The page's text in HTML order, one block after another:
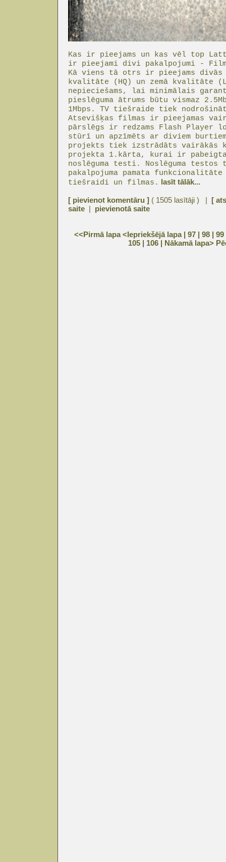
Kas ir pieejams un kas vēl top
ir pieejami divi pakalpojumi -
Kā viens tā otrs ir pieejams
kvalitāte (HQ) un zemā kvalitāte
nepieciešams, lai minimālais
pieslēguma ātrums būtu vismaz
1Mbps. TV tiešraide tiek
Atsevišķas filmas ir pieejamas
pārslēgs ir redzams Flash Player
stūrī un apzīmēts ar diviem
projekts tiek izstrādāts vairākās
projekta 1.kārta, kurai ir
noslēguma testi. Noslēguma testos
pakalpojuma pamata
tiešraidi un filmas. lasīt tālāk...
[ pievienot komentāru ] ( 1505 lasītāji ) | [
saite | pievienotā saite
<<Pirmā lapa<Iepriekšējā lapa | 97 | 98 | 99
105| 106| Nākamā lapa>